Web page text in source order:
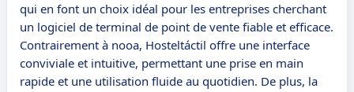
qui en font un choix idéal pour les entreprises cherchant
un logiciel de terminal de point de vente fiable et efficace.
Contrairement à nooa, Hosteltáctil offre une interface
conviviale et intuitive, permettant une prise en main
rapide et une utilisation fluide au quotidien. De plus, la